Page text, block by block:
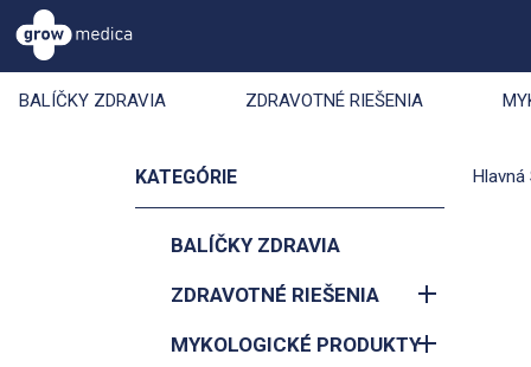
BALÍČKY ZDRAVIA ZDRAVOTNÉ RIEŠENIA
KATEGÓRIE
BALÍČKY ZDRAVIA
ZDRAVOTNÉ RIEŠENIA
MYKOLOGICKÉ PRODUKTY
Hlavná